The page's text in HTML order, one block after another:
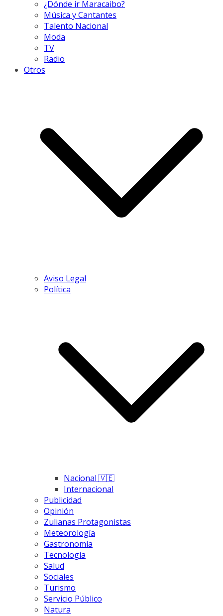
¿Dónde ir Maracaibo?
Música y Cantantes
Talento Nacional
Moda
TV
Radio
Otros
Aviso Legal
Política
Nacional 🇻🇪
Internacional
Publicidad
Opinión
Zulianas Protagonistas
Meteorología
Gastronomía
Tecnología
Salud
Sociales
Turismo
Servicio Público
Natura